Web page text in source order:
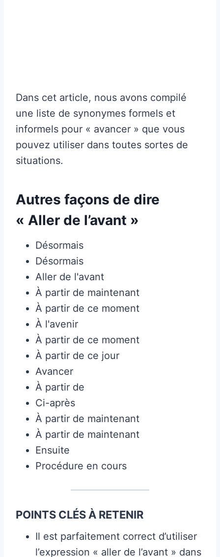
Dans cet article, nous avons compilé
une liste de synonymes formels et
informels pour « avancer » que vous
pouvez utiliser dans toutes sortes de
situations.
Autres façons de dire
« Aller de l’avant »
Désormais
Désormais
Aller de l'avant
À partir de maintenant
À partir de ce moment
À l'avenir
À partir de ce moment
À partir de ce jour
Avancer
À partir de
Ci-après
À partir de maintenant
À partir de maintenant
Ensuite
Procédure en cours
POINTS CLÉS À RETENIR
Il est parfaitement correct d’utiliser
l’expression « aller de l’avant » dans